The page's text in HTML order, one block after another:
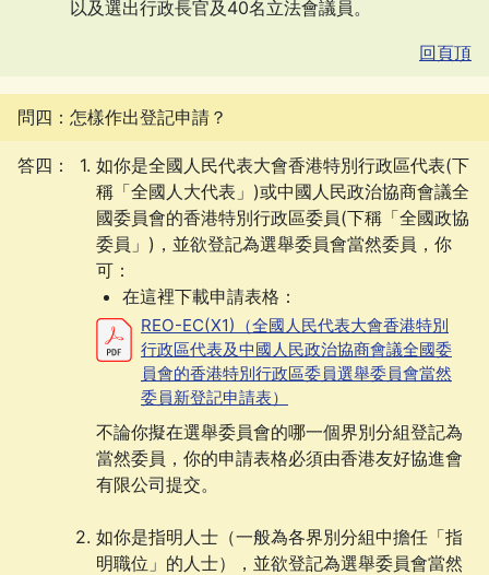
以及選出行政長官及40名立法會議員。
回頁頂
問四：怎樣作出登記申請？
答四：
如你是全國人民代表大會香港特別行政區代表(下
稱「全國人大代表」)或中國人民政治協商會議全
國委員會的香港特別行政區委員(下稱「全國政協
委員」)，並欲登記為選舉委員會當然委員，你
可：
在這裡下載申請表格：
REO-EC(X1)（全國人民代表大會香港特別
行政區代表及中國人民政治協商會議全國委
員會的香港特別行政區委員選舉委員會當然
委員新登記申請表）
不論你擬在選舉委員會的哪一個界別分組登記為
當然委員，你的申請表格必須由香港友好協進會
有限公司提交。
如你是指明人士（一般為各界別分組中擔任「指
明職位」的人士），並欲登記為選舉委員會當然